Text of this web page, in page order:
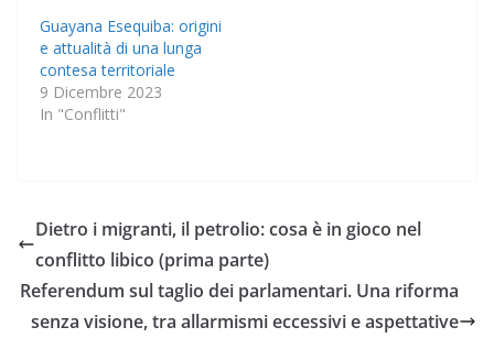
Guayana Esequiba: origini
e attualità di una lunga
contesa territoriale
9 Dicembre 2023
In "Conflitti"
Dietro i migranti, il petrolio: cosa è in gioco nel
conflitto libico (prima parte)
Referendum sul taglio dei parlamentari. Una riforma
senza visione, tra allarmismi eccessivi e aspettative